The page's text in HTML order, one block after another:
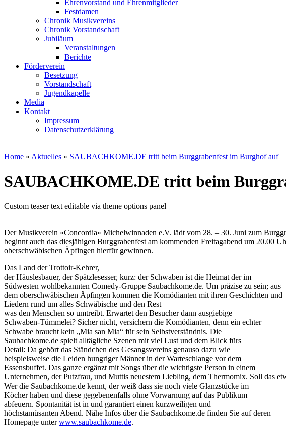
Ehrenvorstand und Ehrenmitglieder
Festdamen
Chronik Musikvereins
Chronik Vorstandschaft
Jubiläum
Veranstaltungen
Berichte
Förderverein
Besetzung
Vorstandschaft
Jugendkapelle
Media
Kontakt
Impressum
Datenschutzerklärung
Home » Aktuelles » SAUBACHKOME.DE tritt beim Burggrabenfest im Burghof auf
SAUBACHKOME.DE tritt beim
Custom teaser text editable via theme options panel
Der Musikverein »Concordia« Michelwinnaden e.V. lädt vom 28. – 30. Juni zum
beginnt auch das diesjähigen Burggrabenfest am kommenden Freitagabend um
oberschwäbischen Äpfingen hierfür gewinnen.
Das Land der Trottoir-Kehrer,
der Häuslesbauer, der Spätzlesesser, kurz: der Schwaben ist die Heimat der im
Südwesten wohlbekannten Comedy-Gruppe Saubachkome.de. Um präzise zu sein; aus
dem oberschwäbischen Äpfingen kommen die Komödianten mit ihren Geschichten und
Liedern rund um alles Schwäbische und den Rest
was den Menschen so umtreibt. Erwartet den Besucher dann ausgiebige
Schwaben-Tümmelei? Sicher nicht, versichern die Komödianten, denn ein echter
Schwabe braucht kein „Mia san Mia“ für sein Selbstverständnis. Die
Saubachkome.de spielt alltägliche Szenen mit viel Lust und dem Blick fürs
Detail: Da gehört das Ständchen des Gesangsvereins genauso dazu wie
beispielsweise die Leiden hungriger Männer in der Warteschlange vor dem
Essensbuffet. Das ganze ergänzt mit Songs über die wichtigste Person in einem
Unternehmen, der Putzfrau, und Muttis neuestem Liebling, dem Thermomix. Soll das
Wer die Saubachkome.de kennt, der weiß dass sie noch viele Glanzstücke im
Köcher haben und diese gegebenenfalls ohne Vorwarnung auf das Publikum
abfeuern. Spontanität ist in und garantiert einen kurzweiligen und
höchstamüsanten Abend. Nähe Infos über die Saubachkome.de finden Sie auf deren
Homepage unterwww.saubachkome.de.